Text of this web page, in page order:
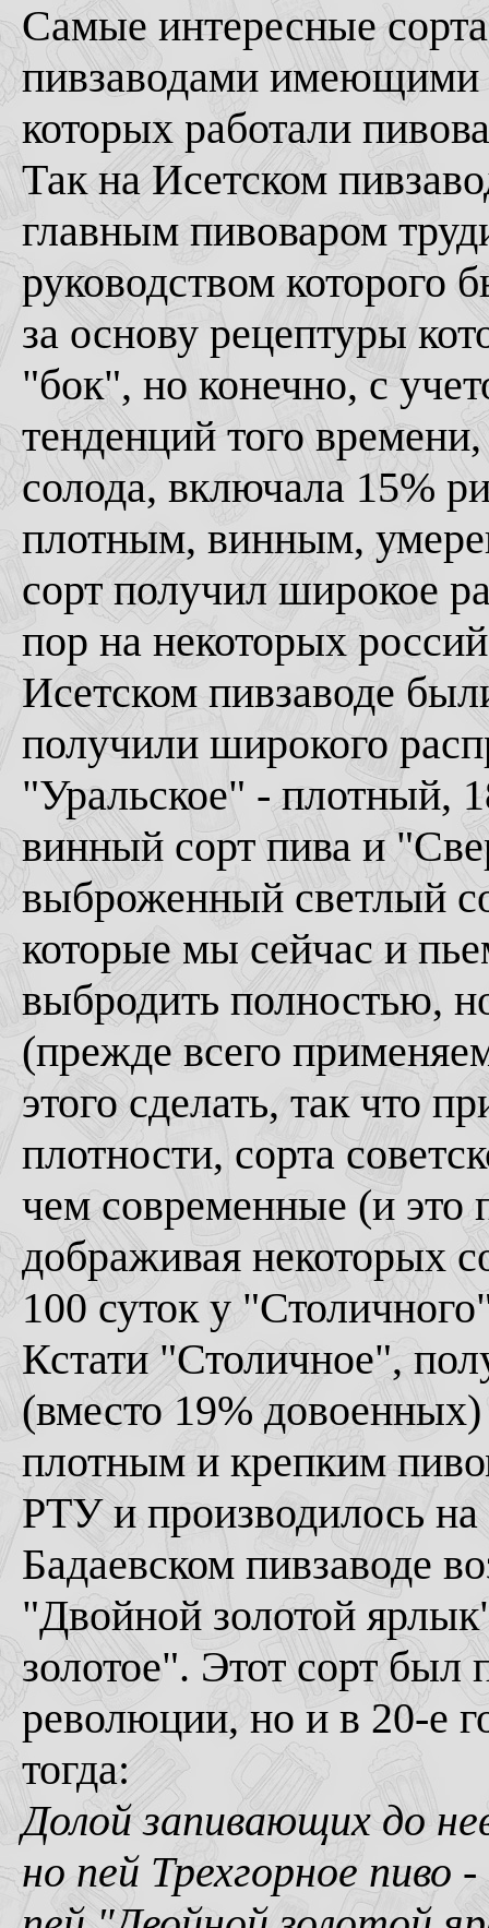
Самые интересные
пивзаводами имеющими
которых работали
Так на Исетском
главным пивоваром
руководством которого
за основу рецептуры
"бок", но конечно, с
тенденций того
солода, включала 15%
плотным, винным,
сорт получил широкое
пор на некоторых
Исетском пивзаводе
получили широкого
"Уральское" - плотный,
винный сорт пива и
выброженный светлый
которые мы сейчас и
выбродить полностью,
(прежде всего
этого сделать, так что
плотности, сорта
чем современные (и это
дображивая некоторых
100 суток у
Кстати "Столичное",
(вместо 19%
плотным и крепким
РТУ и производилось на
Бадаевском пивзаводе
"Двойной золотой
золотое". Этот сорт был
революции, но и в 20-е
тогда:
Долой запивающих до
но пей Трехгорное пиво -